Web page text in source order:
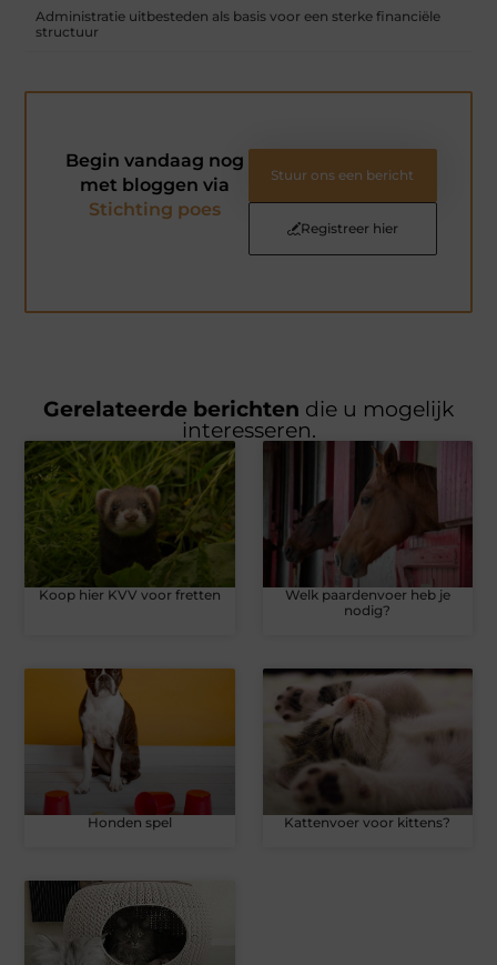
Administratie uitbesteden als basis voor een sterke financiële
structuur
Begin vandaag nog
met bloggen via
Stichting poes
Stuur ons een bericht
Registreer hier
Gerelateerde berichten die u mogelijk
interesseren.
Koop hier KVV voor fretten
Welk paardenvoer heb je
nodig?
Honden spel Kattenvoer voor kittens?